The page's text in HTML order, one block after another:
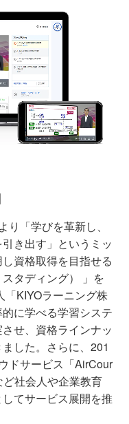
「学びを革新し、
き出す」というミッ
資格取得を目指せる
タディング） 」を
「KIYOラーニング株
に学べる学習システ
せ、資格ラインナッ
した。さらに、201
ドサービス「AirCour
社会人や企業教育
てサービス展開を推